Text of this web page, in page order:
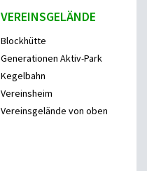
VEREINSGELÄNDE
Blockhütte
Generationen Aktiv-Park
Kegelbahn
Vereinsheim
Vereinsgelände von oben